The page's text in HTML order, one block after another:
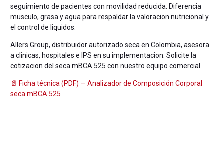
seguimiento de pacientes con movilidad reducida. Diferencia
musculo, grasa y agua para respaldar la valoracion nutricional y
el control de liquidos.
Allers Group, distribuidor autorizado seca en Colombia, asesora
a clinicas, hospitales e IPS en su implementacion. Solicite la
cotizacion del seca mBCA 525 con nuestro equipo comercial.
📄 Ficha técnica (PDF) — Analizador de Composición Corporal
seca mBCA 525